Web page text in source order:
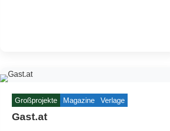
Großprojekte Magazine Verlage
Gast.at